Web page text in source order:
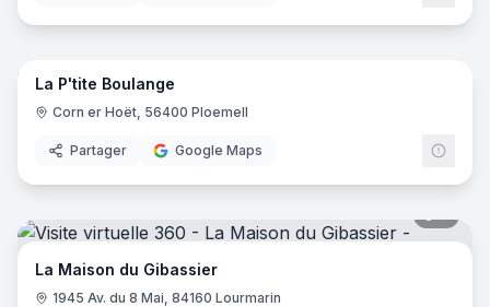
7
La P'tite Boulange
Corn er Hoët, 56400 Ploemell
Partager Google Maps
La Maison du Gibassier
1945 Av. du 8 Mai, 84160 Lourmarin